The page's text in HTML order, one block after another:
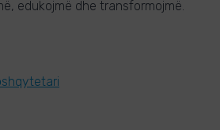
edukojmë dhe transformojmë.